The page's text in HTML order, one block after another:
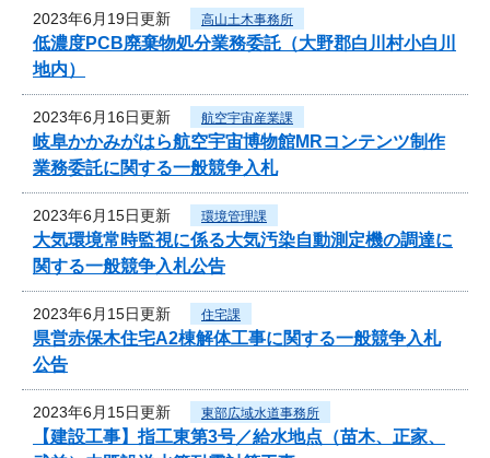
2023年6月19日更新 高山土木事務所
低濃度PCB廃棄物処分業務委託（大野郡白川村小白川
地内）
2023年6月16日更新 航空宇宙産業課
岐阜かかみがはら航空宇宙博物館MRコンテンツ制作
業務委託に関する一般競争入札
2023年6月15日更新 環境管理課
大気環境常時監視に係る大気汚染自動測定機の調達に
関する一般競争入札公告
2023年6月15日更新 住宅課
県営赤保木住宅A2棟解体工事に関する一般競争入札
公告
2023年6月15日更新 東部広域水道事務所
【建設工事】指工東第3号／給水地点（苗木、正家、